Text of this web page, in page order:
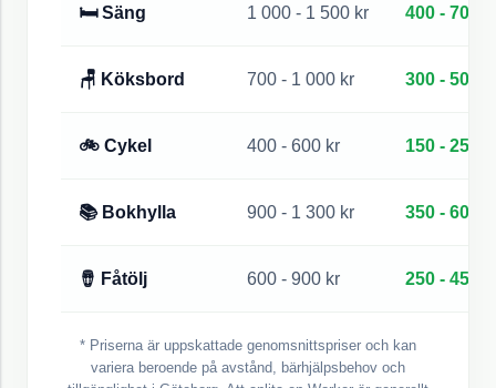
🛏 Säng 1 000 - 1 500 kr 400 - 700
🪑 Köksbord 700 - 1 000 kr 300 - 500
🚲 Cykel 400 - 600 kr 150 - 250
📚 Bokhylla 900 - 1 300 kr 350 - 600
🪘 Fåtölj 600 - 900 kr 250 - 450
* Priserna är uppskattade genomsnittspriser och kan
variera beroende på avstånd, bärhjälpsbehov och